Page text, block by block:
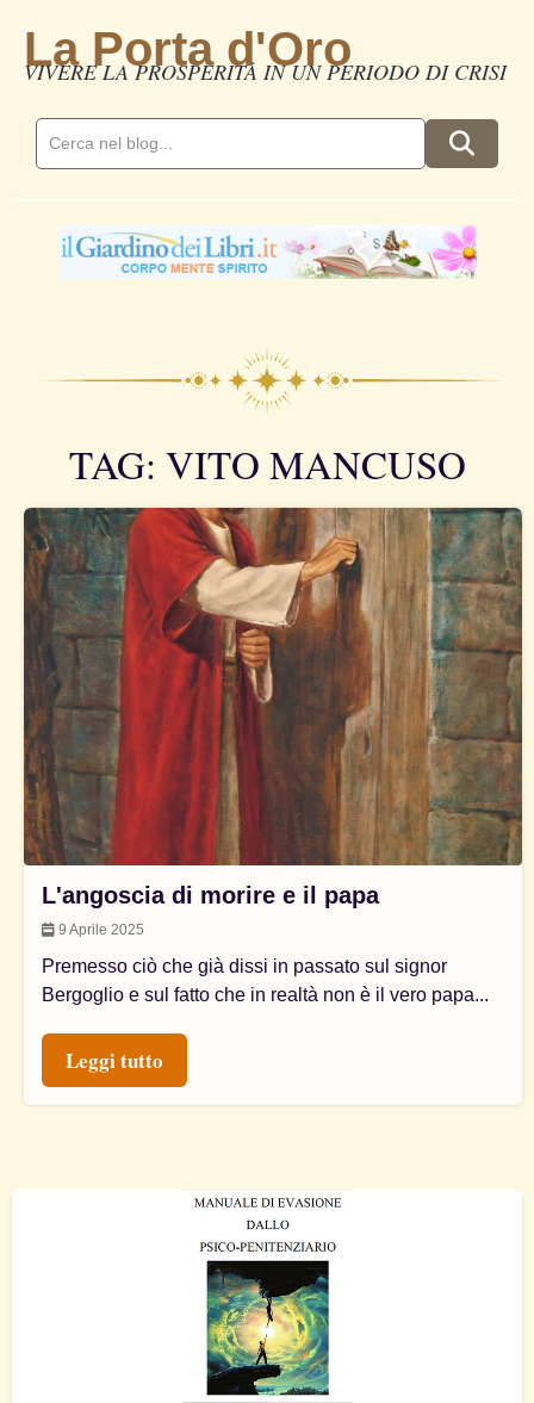
La Porta d'Oro
VIVERE LA PROSPERITÀ IN UN PERIODO DI CRISI
TAG: VITO MANCUSO
L'angoscia di morire e il papa
9 Aprile 2025
Premesso ciò che già dissi in passato sul signor
Bergoglio e sul fatto che in realtà non è il vero papa...
Leggi tutto